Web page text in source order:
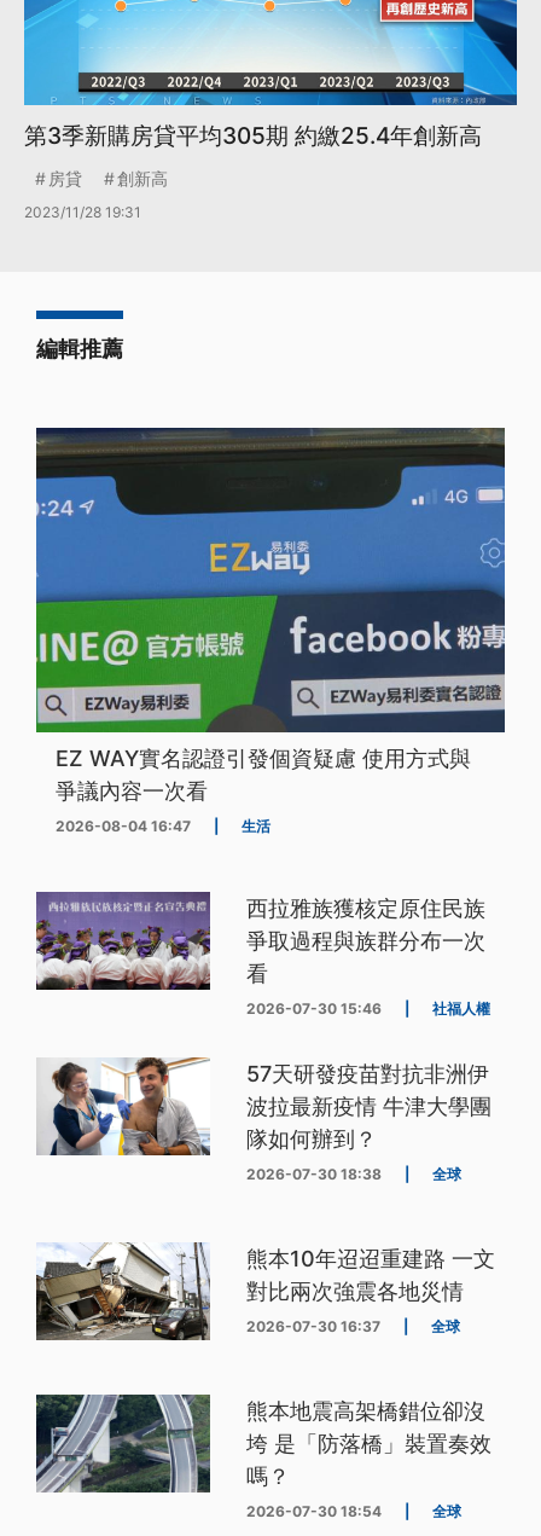
第3季新購房貸平均305期 約繳25.4年創新高
房貸 創新高
2023/11/28 19:31
編輯推薦
EZ WAY實名認證引發個資疑慮 使用方式與
爭議內容一次看
2026-08-04 16:47 生活
西拉雅族獲核定原住民族
爭取過程與族群分布一次
看
2026-07-30 15:46 社福人權
57天研發疫苗對抗非洲伊
波拉最新疫情 牛津大學團
隊如何辦到？
2026-07-30 18:38 全球
熊本10年迢迢重建路 一文
對比兩次強震各地災情
2026-07-30 16:37 全球
熊本地震高架橋錯位卻沒
垮 是「防落橋」裝置奏效
嗎？
2026-07-30 18:54 全球